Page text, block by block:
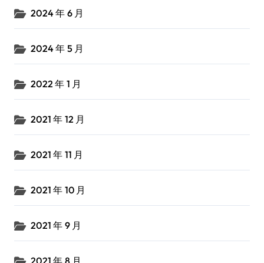
2024 年 6 月
2024 年 5 月
2022 年 1 月
2021 年 12 月
2021 年 11 月
2021 年 10 月
2021 年 9 月
2021 年 8 月